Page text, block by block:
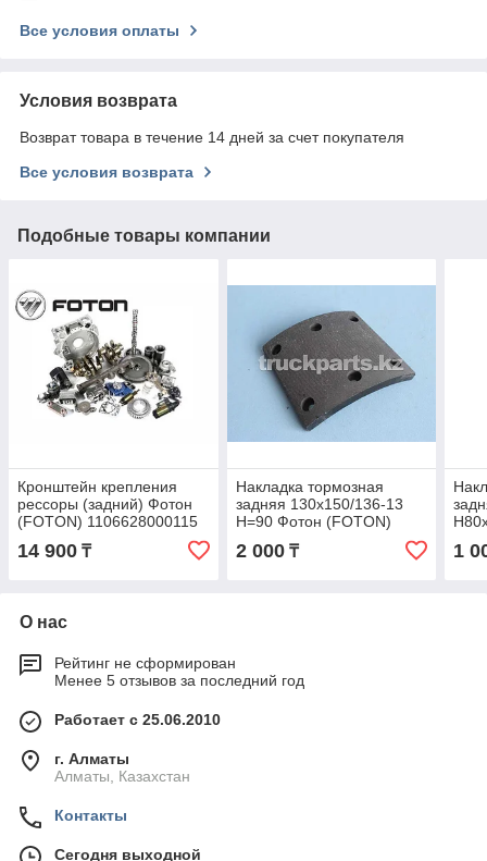
Все условия оплаты
Условия возврата
Возврат товара в течение 14 дней за счет покупателя
Все условия возврата
Подобные товары компании
Кронштейн крепления
рессоры (задний) Фотон
(FOTON) 1106628000115
14 900 ₸
Накладка тормозная
задняя 130x150/136-13
H=90 Фотон (FOTON)
2401.31G1-105
2 000₸ 1
О нас
Рейтинг не сформирован
Менее 5 отзывов за последний год
Работает с 25.06.2010
г. Алматы
Алматы, Казахстан
Контакты
Сегодня выходной